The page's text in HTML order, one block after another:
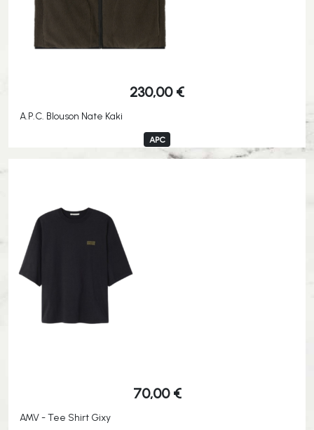
230,00 €
A.P.C. Blouson Nate Kaki
APC
70,00 €
AMV - Tee Shirt Gixy